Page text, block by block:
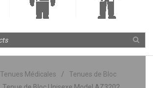
Tenues Médicales /
Tenues de Bloc